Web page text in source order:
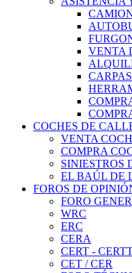
VENTA
CARPAS
COCHES DE
VENTA
COMPRA
SINIESTROS
EL BAÚL DE
FOROS DE
FORO
WRC
ERC
CERA
CERT -
CET / CER